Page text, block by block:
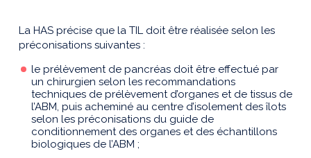
La HAS précise que la TIL doit être réalisée selon les
préconisations suivantes :
le prélèvement de pancréas doit être effectué par
un chirurgien selon les recommandations
techniques de prélèvement d’organes et de tissus de
l’ABM, puis acheminé au centre d’isolement des îlots
selon les préconisations du guide de
conditionnement des organes et des échantillons
biologiques de l’ABM ;